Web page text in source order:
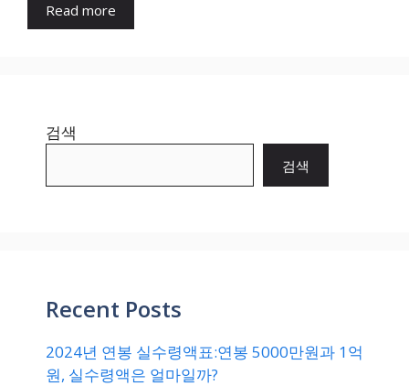
Read more
검색
검색
Recent Posts
2024년 연봉 실수령액표:연봉 5000만원과 1억
원, 실수령액은 얼마일까?